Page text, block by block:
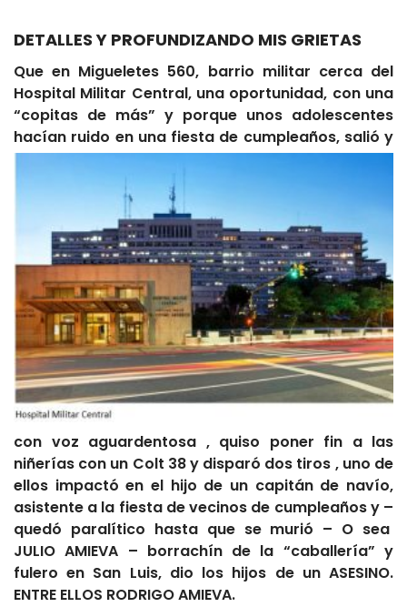
DETALLES Y PROFUNDIZANDO MIS GRIETAS
Que en Migueletes 560, barrio militar cerca del
Hospital Militar Central, una oportunidad, con una
“copitas de más” y porque unos adolescentes
hacían ruido en una fiesta de cumpleaños, salió y
con voz aguardentosa , quiso poner fin a las
niñerías con un Colt 38 y disparó dos tiros , uno de
ellos impactó en el hijo de un capitán de navío,
asistente a la fiesta de vecinos de cumpleaños y –
quedó paralítico hasta que se murió – O sea
JULIO AMIEVA – borrachín de la “caballería” y
fulero en San Luis, dio los hijos de un ASESINO.
ENTRE ELLOS RODRIGO AMIEVA.